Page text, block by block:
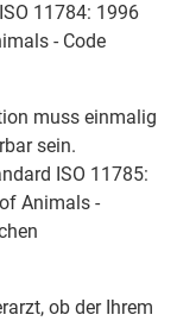
11784: 1996
- Code
muss einmalig
sein.
ISO 11785:
Animals -
ob der Ihrem